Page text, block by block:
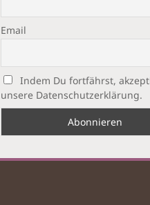
Email
Indem Du fortfährst,
unsere Datenschutzerklärung.